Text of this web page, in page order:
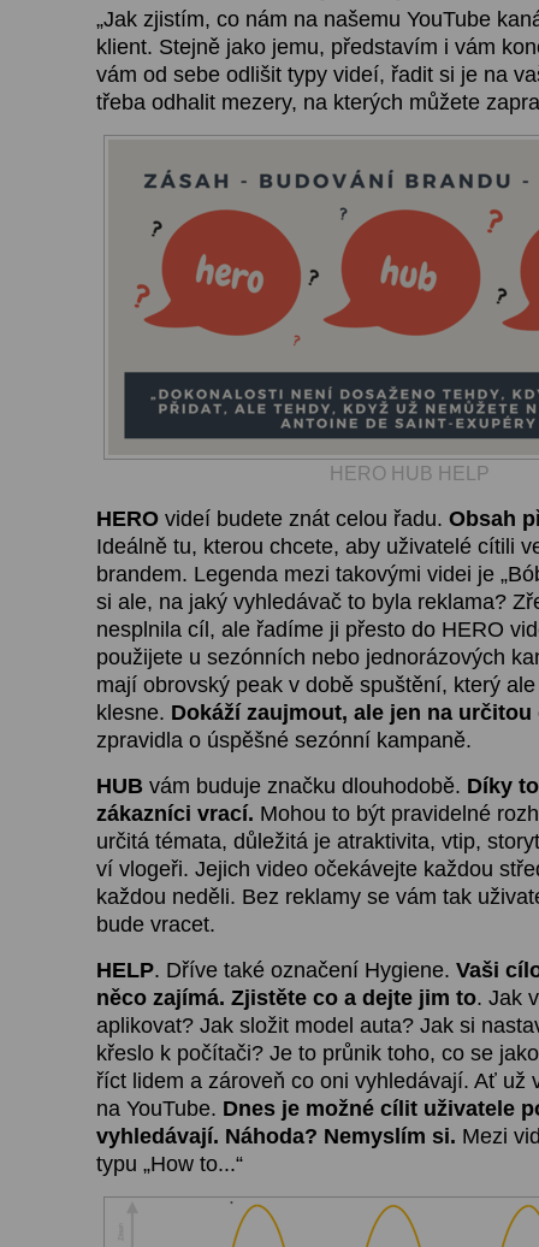
„Jak zjistím, co nám na našemu YouTube
klient. Stejně jako jemu, představím i vám
vám od sebe odlišit typy videí, řadit si je na
třeba odhalit mezery, na kterých můžete
HERO HUB HELP
HERO videí budete znát celou řadu. Obsah
Ideálně tu, kterou chcete, aby uživatelé cítili
brandem. Legenda mezi takovými videi je
si ale, na jaký vyhledávač to byla reklama?
nesplnila cíl, ale řadíme ji přesto do HERO
použijete u sezónních nebo jednorázových
mají obrovský peak v době spuštění, který
klesne. Dokáží zaujmout, ale jen na určitou
zpravidla o úspěšné sezónní kampaně.
HUB vám buduje značku dlouhodobě. Díky
zákazníci vrací. Mohou to být pravidelné
určitá témata, důležitá je atraktivita, vtip,
ví vlogeři. Jejich video očekávejte každou
každou neděli. Bez reklamy se vám tak
bude vracet.
HELP. Dříve také označení Hygiene. Vaši
něco zajímá. Zjistěte co a dejte jim to. Jak
aplikovat? Jak složit model auta? Jak si
křeslo k počítači? Je to průnik toho, co se
říct lidem a zároveň co oni vyhledávají. Ať už
na YouTube. Dnes je možné cílit uživatele
vyhledávají. Náhoda? Nemyslím si. Mezi
typu „How to...“